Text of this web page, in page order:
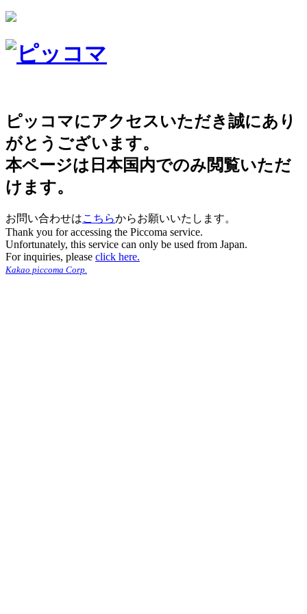
ピッコマにアクセスいただき誠にあり
がとうございます。
本ページは日本国内でのみ閲覧いただ
けます。
お問い合わせはこちらからお願いいたします。
Thank you for accessing the Piccoma service.
Unfortunately, this service can only be used from Japan.
For inquiries, please click here.
Kakao piccoma Corp.